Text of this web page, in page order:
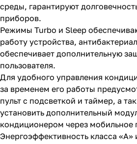
среды, гарантируют
приборов.
Режимы Turbo и Sleeр
работу устройства,
обеспечивает дополнительную
пользователя.
Для удобного управления
за временем его работы
пульт с подсветкой и таймер, а
установить дополнительный
кондиционером через мобильное
Энергоэффективность класса «А»